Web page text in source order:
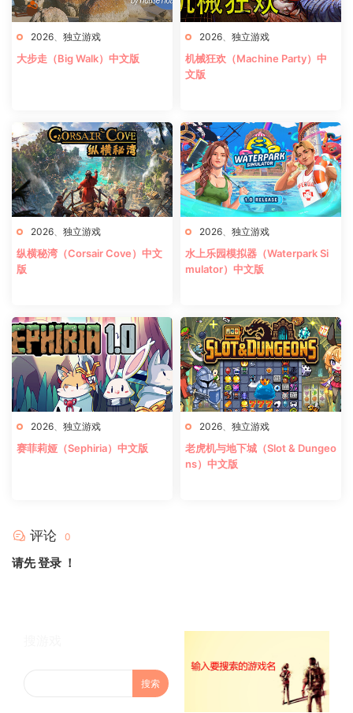
2026 独立游戏
大步走（Big Walk）中文版
2026 独立游戏
机械狂欢（Machine Party）中
文版
2026 独立游戏
纵横秘湾（Corsair Cove）中文
版
2026 独立游戏
水上乐园模拟器（Waterpark Si
mulator）中文版
2026 独立游戏
赛菲莉娅（Sephiria）中文版
2026 独立游戏
老虎机与地下城（Slot & Dungeo
ns）中文版
评论 0
请先登录 ！